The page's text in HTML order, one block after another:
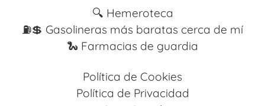
🔍 Hemeroteca
⛽️💲 Gasolineras más baratas cerca de mí
🐍 Farmacias de guardia
Política de Cookies
Política de Privacidad